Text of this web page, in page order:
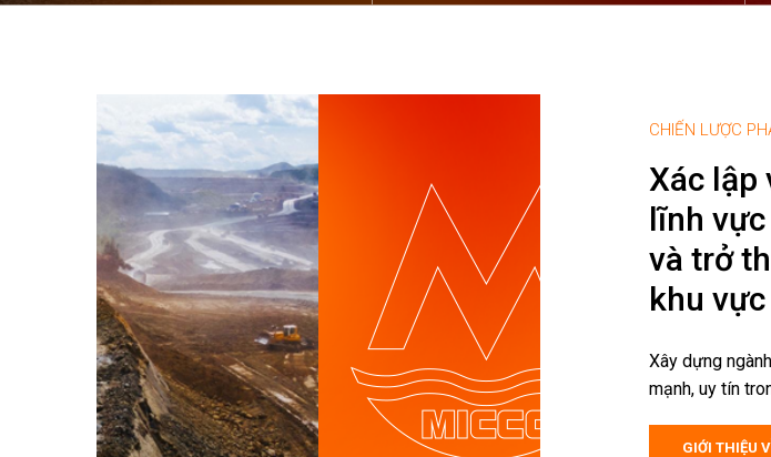
CHIẾN LƯỢC
Xác lập
lĩnh
và trở
khu
Xây dựng
mạnh, uy tín
GIỚI THIỆU